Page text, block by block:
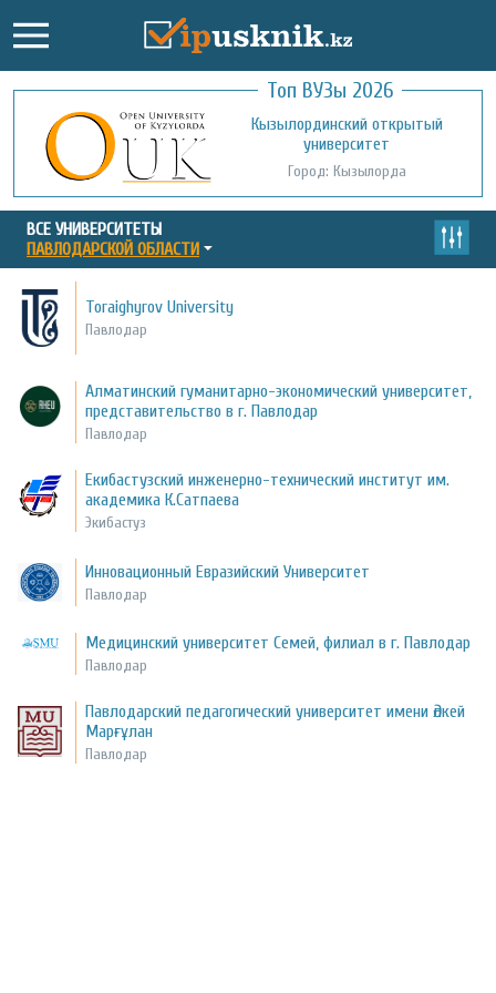
Топ ВУЗы 2026
Кызылординский открытый
университет
Город: Кызылорда
Международный казахско-турецкий
университет им. Х.А. Ясави
Город: Туркестан
ВСЕ УНИВЕРСИТЕТЫ
ПАВЛОДАРСКОЙ ОБЛАСТИ
Toraighyrov University
Павлодар
Алматинский гуманитарно-экономический университет,
представительство в г. Павлодар
Павлодар
Екибастузский инженерно-технический институт им.
академика К.Сатпаева
Экибастуз
Инновационный Евразийский Университет
Павлодар
Медицинский университет Семей, филиал в г. Павлодар
Павлодар
Павлодарский педагогический университет имени Әлкей
Марғұлан
Павлодар